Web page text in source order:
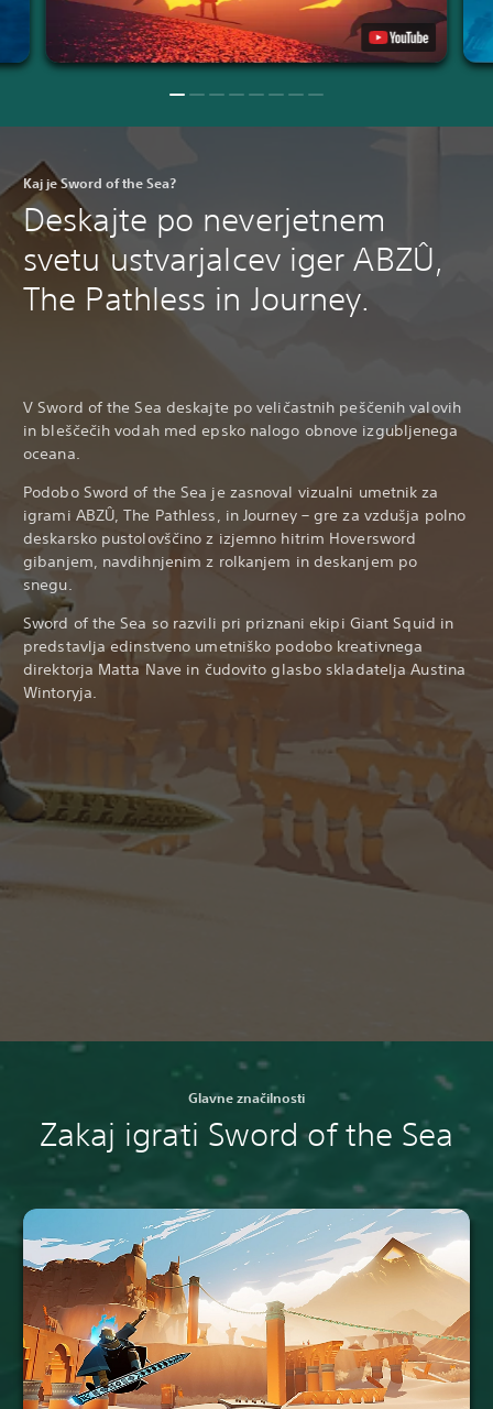
Kaj je Sword of the Sea?
Deskajte po neverjetnem
svetu ustvarjalcev iger ABZÛ,
The Pathless in Journey.
V Sword of the Sea deskajte po veličastnih peščenih valovih
in bleščečih vodah med epsko nalogo obnove izgubljenega
oceana.
Podobo Sword of the Sea je zasnoval vizualni umetnik za
igrami ABZÛ, The Pathless, in Journey – gre za vzdušja polno
deskarsko pustolovščino z izjemno hitrim Hoversword
gibanjem, navdihnjenim z rolkanjem in deskanjem po
snegu.
Sword of the Sea so razvili pri priznani ekipi Giant Squid in
predstavlja edinstveno umetniško podobo kreativnega
direktorja Matta Nave in čudovito glasbo skladatelja Austina
Wintoryja.
Glavne značilnosti
Zakaj igrati Sword of the Sea